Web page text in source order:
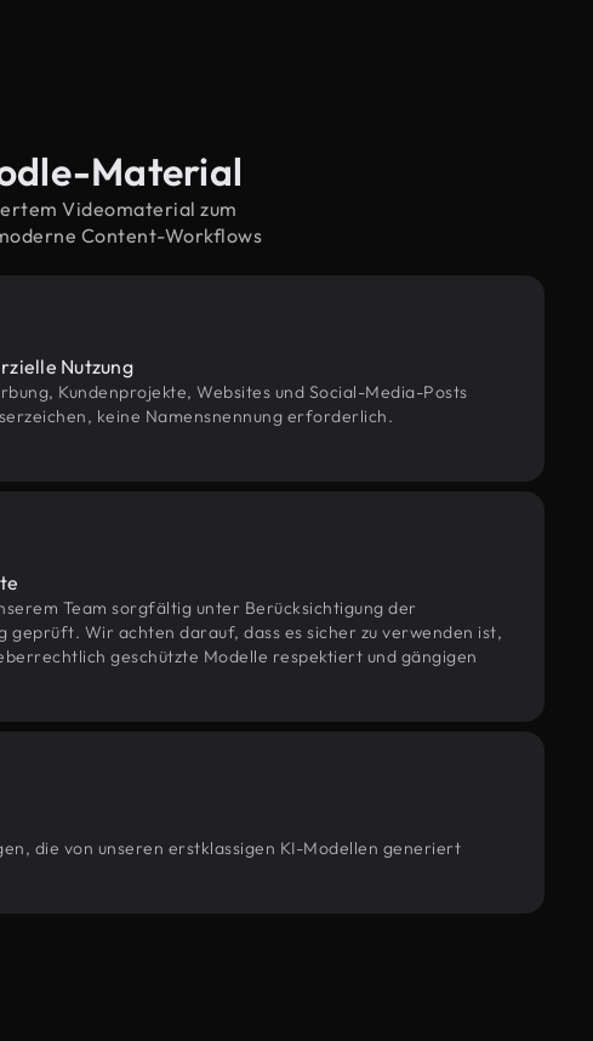
Material
Videomaterial zum
Content-Workflows
Nutzung
Kundenprojekte, Websites und Social-Media-Posts
keine Namensnennung erforderlich.
Team sorgfältig unter Berücksichtigung der
geprüft. Wir achten darauf, dass es sicher zu verwenden ist,
geschützte Modelle respektiert und gängigen
die von unseren erstklassigen KI-Modellen generiert